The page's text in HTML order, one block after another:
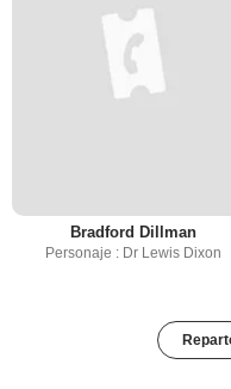
Bradford Dillman
Personaje : Dr Lewis Dixon